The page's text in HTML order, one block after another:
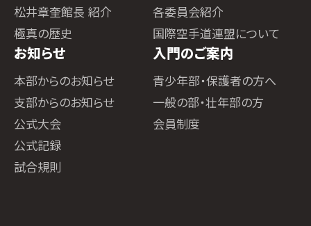
松井章奎館長 紹介
極真の歴史
各委員会紹介
国際空手道連盟について
お知らせ
本部からのお知らせ
支部からのお知らせ
公式大会
公式記録
試合規則
入門のご案内
青少年部・保護者の方へ
一般の部・壮年部の方
会員制度